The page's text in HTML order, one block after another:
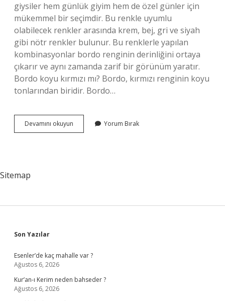
giysiler hem günlük giyim hem de özel günler için
mükemmel bir seçimdir. Bu renkle uyumlu
olabilecek renkler arasında krem, bej, gri ve siyah
gibi nötr renkler bulunur. Bu renklerle yapılan
kombinasyonlar bordo renginin derinliğini ortaya
çıkarır ve aynı zamanda zarif bir görünüm yaratır.
Bordo koyu kırmızı mı? Bordo, kırmızı renginin koyu
tonlarından biridir. Bordo…
Devamını okuyun
Rengi
Yorum Bırak
Sitemap
Sidebar
Son Yazılar
Esenler’de kaç mahalle var ?
Ağustos 6, 2026
Kur’an-ı Kerim neden bahseder ?
Ağustos 6, 2026